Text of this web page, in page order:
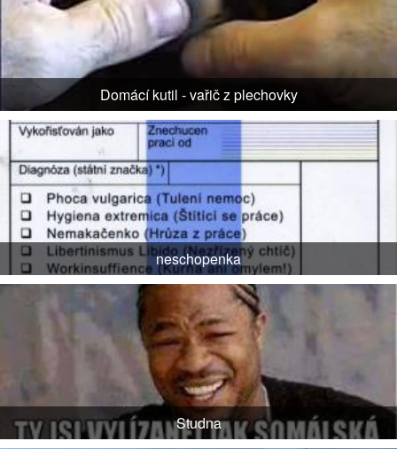
Domácí kutil - vařič z plechovky
neschopenka
Studna